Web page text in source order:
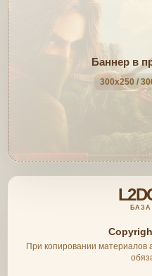
Баннер в
300x250 /
При копировании материалов